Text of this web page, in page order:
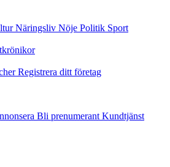
Näringsliv Nöje Politik Sport
Registrera ditt företag
Bli prenumerant Kundtjänst